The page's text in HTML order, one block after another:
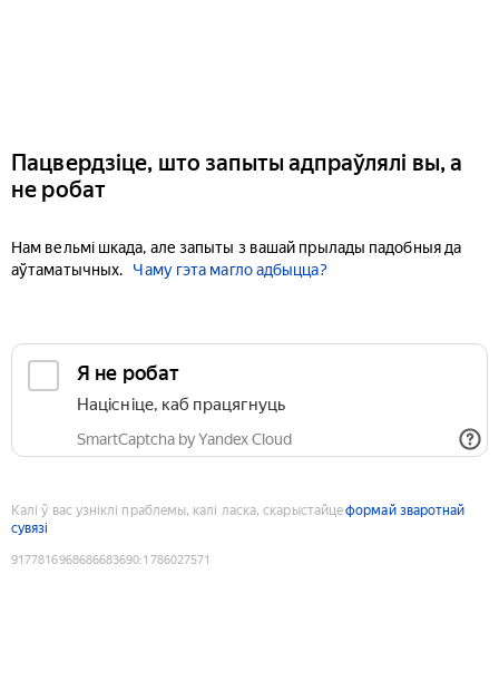
Пацвердзіце, што запыты адпраўлялі вы, а
не робат
Нам вельмі шкада, але запыты з вашай прылады падобныя да
аўтаматычных.
Чаму гэта магло адбыцца?
Я не робат
Націсніце, каб працягнуць
SmartCaptcha by Yandex Cloud
Калі ў вас узніклі праблемы, калі ласка, скарыстайцеформай зваротнай
сувязі
9177816968686683690:1786027571